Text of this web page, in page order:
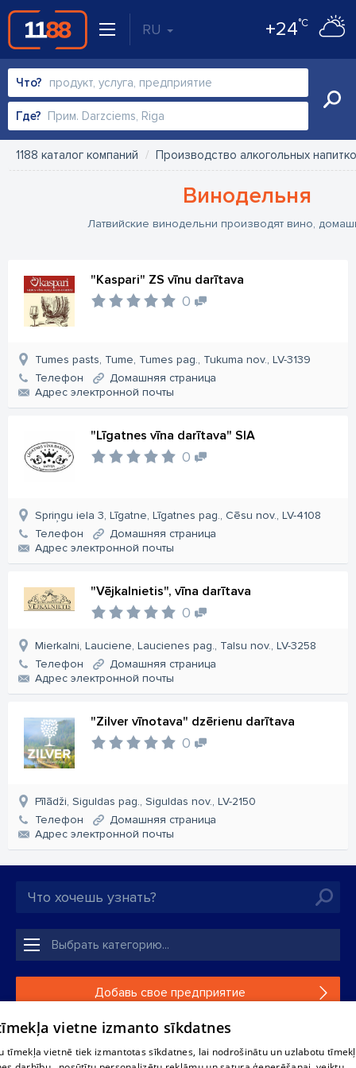
RU +24°C
Что?
Где?
1188 каталог компаний Производство алкогольных
Винодельня
Латвийские винодельни производят вино,
"Kaspari" ZS vīnu darītava
0
Tumes pasts, Tume, Tumes pag., Tukuma nov., LV-3139
Телефон
Домашняя страница
Aдрес электронной почты
"Līgatnes vīna darītava" SIA
0
Spriņgu iela 3, Līgatne, Līgatnes pag., Cēsu nov., LV-4108
Телефон
Домашняя страница
Aдрес электронной почты
"Vējkalnietis", vīna darītava
0
Mierkalni, Lauciene, Laucienes pag., Talsu nov., LV-3258
Телефон
Домашняя страница
Aдрес электронной почты
"Zilver vīnotava" dzērienu darītava
0
Pīlādži, Siguldas pag., Siguldas nov., LV-2150
Телефон
Домашняя страница
Aдрес электронной почты
Добавь свое предприятие
Если твоего предприятия нет в нашей базе данных,
vietne izmanto sīkdatnes
tīmekļa vietnē tiek izmantotas sīkdatnes, lai nodrošinātu un uzlabotu